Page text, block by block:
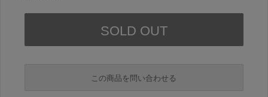
この商品を問い合わせる